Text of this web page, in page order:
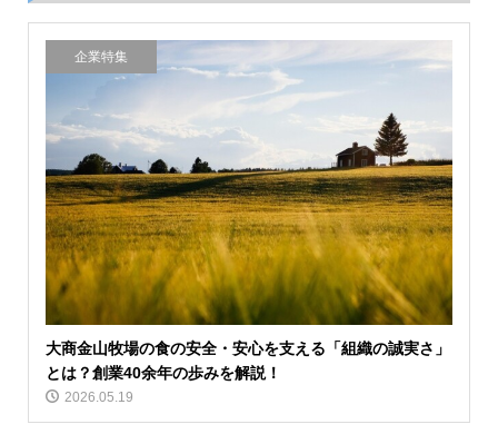
企業特集
大商金山牧場の食の安全・安心を支える「組織の誠実さ」
とは？創業40余年の歩みを解説！
2026.05.19